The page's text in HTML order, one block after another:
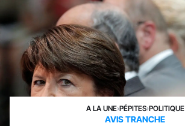
A LA UNE›PÉPITES›POLITIQUE
AVIS TRANCHE